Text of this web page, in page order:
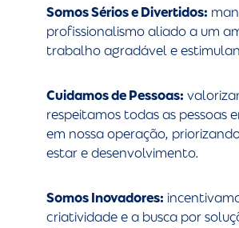
Somos Sérios e Divertidos:
profissionalismo aliado a um
trabalho agradável e
Cuidamos de Pessoas:
respeitamos todas as pessoas
em nossa operação,
estar e desenvolvimento.
Somos Inovadores:
criatividade e a busca por